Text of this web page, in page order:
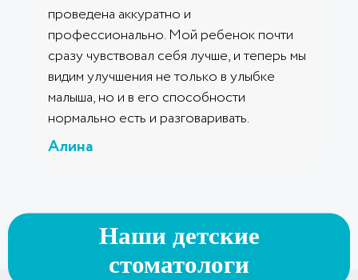
проведена аккуратно и
профессионально. Мой ребенок почти
сразу чувствовал себя лучше, и теперь мы
видим улучшения не только в улыбке
малыша, но и в его способности
нормально есть и разговаривать.
Алина
Наши детские
стоматологи